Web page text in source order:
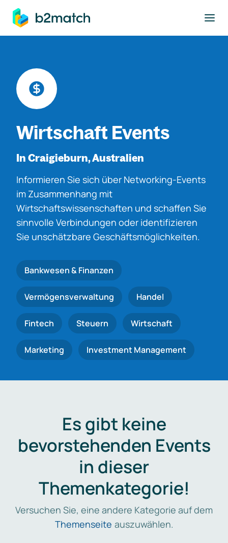
springen
Wirtschaft Events
In Craigieburn, Australien
Informieren Sie sich über Networking-Events
im Zusammenhang mit
Wirtschaftswissenschaften und schaffen Sie
sinnvolle Verbindungen oder identifizieren
Sie unschätzbare Geschäftsmöglichkeiten.
Bankwesen & Finanzen
Vermögensverwaltung Handel
Fintech Steuern Wirtschaft
Marketing Investment Management
Es gibt keine
bevorstehenden Events
in dieser
Themenkategorie!
Versuchen Sie, eine andere Kategorie auf dem
Themenseite auszuwählen.